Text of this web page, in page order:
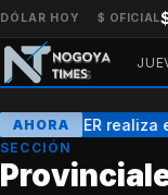
DÓLAR HOY $ OFICIAL
AHORAAGMER realiza
SECCIÓN